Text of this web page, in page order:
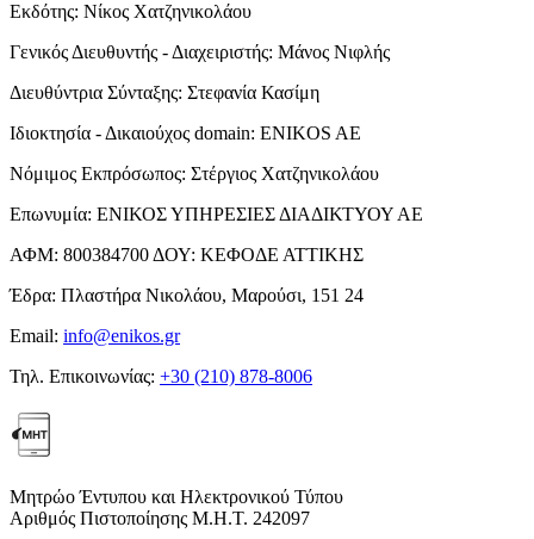
Εκδότης: Νίκος Χατζηνικολάου
Γενικός Διευθυντής - Διαχειριστής: Μάνος Νιφλής
Διευθύντρια Σύνταξης: Στεφανία Κασίμη
Ιδιοκτησία - Δικαιούχος domain: ENIKOS AE
Νόμιμος Εκπρόσωπος: Στέργιος Χατζηνικολάου
Επωνυμία: ΕΝΙΚΟΣ ΥΠΗΡΕΣΙΕΣ ΔΙΑΔΙΚΤΥΟΥ ΑΕ
ΑΦΜ: 800384700ΔΟΥ: ΚΕΦΟΔΕ ΑΤΤΙΚΗΣ
Έδρα: Πλαστήρα Νικολάου, Μαρούσι, 151 24
Email: info@enikos.gr
Τηλ. Επικοινωνίας: +30 (210) 878-8006
Μητρώο Έντυπου και Ηλεκτρονικού Τύπου
Αριθμός Πιστοποίησης Μ.Η.Τ. 242097